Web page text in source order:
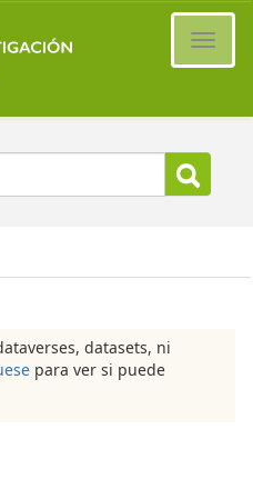
datasets, ni
para ver si puede